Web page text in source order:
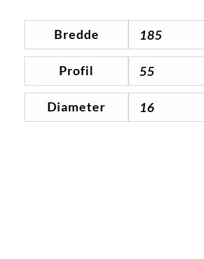
Bredde 185
Profil 55
Diameter 16